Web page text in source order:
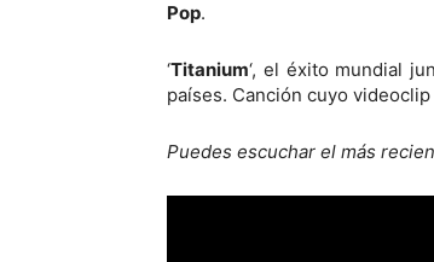
Pop.
‘Titanium‘, el éxito mundial
países. Canción cuyo
Puedes escuchar el más